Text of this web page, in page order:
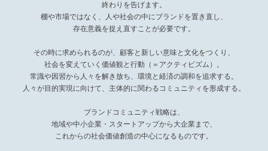
終わりを告げます。
棚や市場ではなく、人や社会の中にブランドを置き直し、
存在意義を捉え直すことが必要です。
その時に求められるのが、顧客と新しい意味と文化をつくり、
社会を変えていく価値観と行動（＝アクティビズム）。
常識や因習から人々を解き放ち、環境と経済の調和を追求する。
人々が目的実現に向けて、主体的に関わるコミュニティを形成する。
ブランドコミュニティ戦略は、
地域や中小企業・スタートアップから大企業まで、
これからの社会価値創造の中心になるものです。